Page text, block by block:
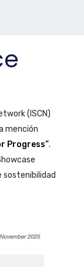
(ISCN)
mención
Progress”.
sostenibilidad